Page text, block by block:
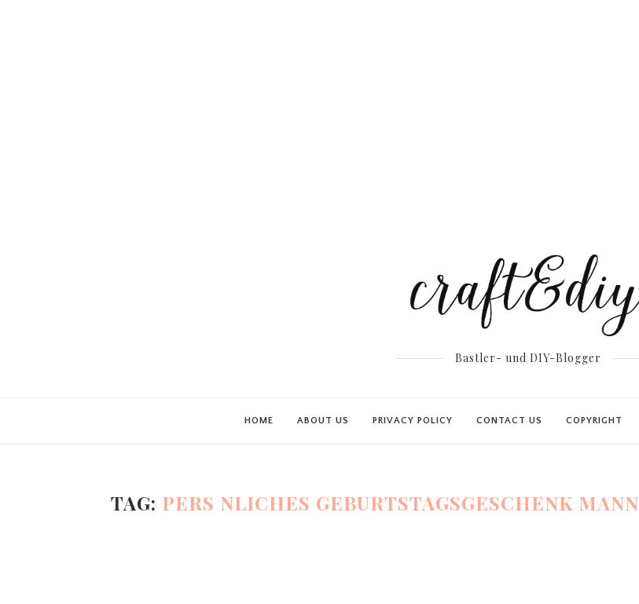
Bastler- und DIY-Blogger
HOME ABOUT US PRIVACY POLICY CONTACT US COPYRIGHT
TAG: PERS NLICHES GEBURTSTAGSGESCHENK MANN